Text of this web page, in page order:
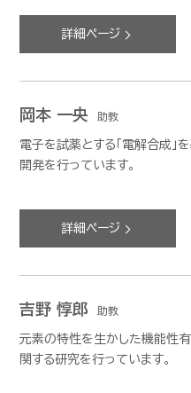
詳細ページ
岡本 一央 助教
電子を試薬とする「電解合成」
開発を行っています。
詳細ページ
吉野 惇郎 助教
元素の特性を生かした機能性
関する研究を行っています。